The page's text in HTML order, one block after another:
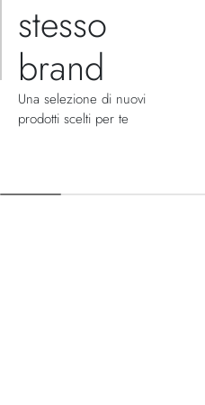
stesso
brand
Una selezione di nuovi
prodotti scelti per te